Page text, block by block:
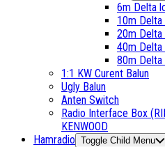
6m Delta
10m Delta
20m Delta
40m Delta
80m Delta
1:1 KW Curent Balun
Ugly Balun
Anten Switch
Radio Interface Box
KENWOOD
Hamradio Toggle Child Menu